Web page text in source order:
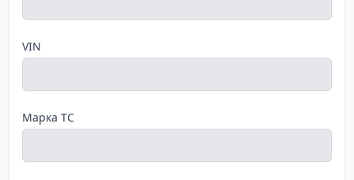
VIN
Марка ТС